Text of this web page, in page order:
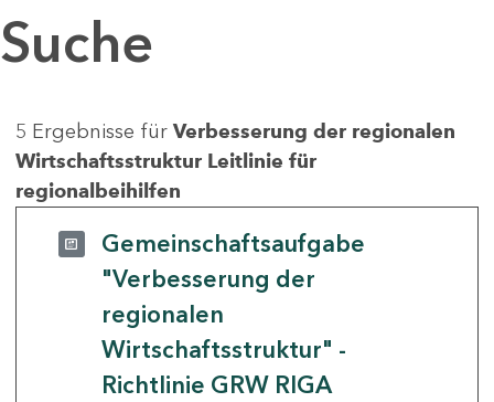
Suche
5 Ergebnisse für Verbesserung der regionalen
Wirtschaftsstruktur Leitlinie für
regionalbeihilfen
Gemeinschaftsaufgabe
"Verbesserung der
regionalen
Wirtschaftsstruktur" -
Richtlinie GRW RIGA